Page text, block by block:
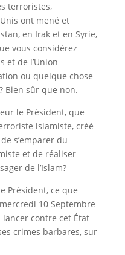
terroristes,
ont mené et
en Irak et en Syrie,
vous considérez
et de l’Union
ou quelque chose
Bien sûr que non.
le Président, que
islamiste, créé
s’emparer du
et de réaliser
de l’Islam?
Président, ce que
10 Septembre
lancer contre cet État
crimes barbares, sur